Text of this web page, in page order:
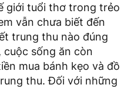
giới tuổi thơ trong trẻo
vẫn chưa biết đến
trung thu nào đúng
cuộc sống ăn còn
mua bánh kẹo và đồ
thu. Đối với những